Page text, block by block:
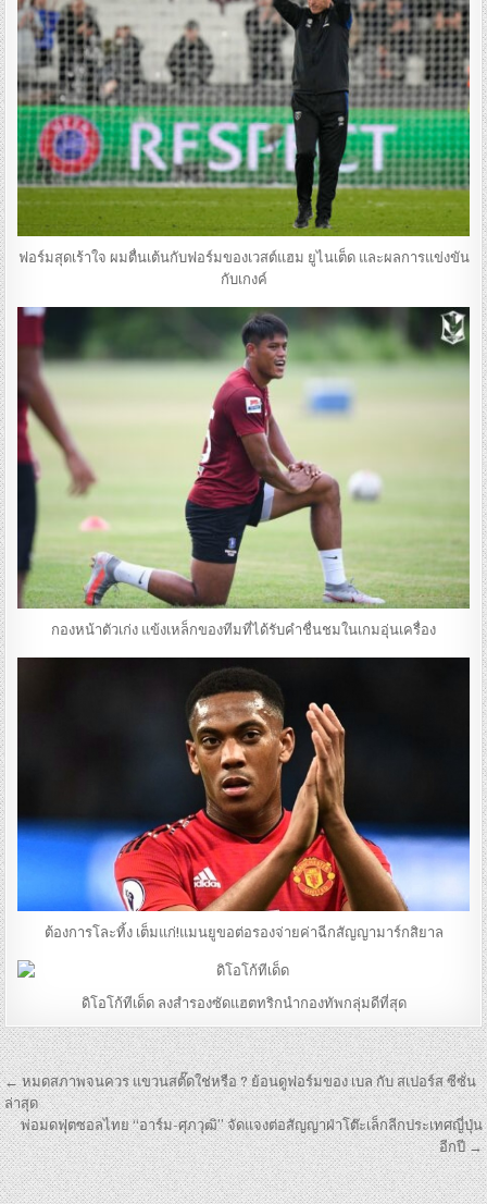
ฟอร์มสุดเร้าใจ ผมตื่นเต้นกับฟอร์มของเวสต์แฮม ยูไนเต็ด และผลการแข่งขัน
กับเกงค์
กองหน้าตัวเก่ง แข้งเหล็กของทีมที่ได้รับคำชื่นชมในเกมอุ่นเครื่อง
ต้องการโละทิ้ง เต็มแก่!แมนยูขอต่อรองจ่ายค่าฉีกสัญญามาร์กสิยาล
ดิโอโก้ทีเด็ด ลงสำรองซัดแฮตทริกนำกองทัพกลุ่มดีที่สุด
เมนู
นำทาง
เรื่อง
← หมดสภาพจนควร แขวนสตั๊ดใช่หรือ ? ย้อนดูฟอร์มของ เบล กับ สเปอร์ส ซีซั่น
ล่าสุด
พ่อมดฟุตซอลไทย “อาร์ม-ศุภวุฒิ” จัดแจงต่อสัญญาฝ่าโต๊ะเล็กลีกประเทศญี่ปุ่น
อีกปี →